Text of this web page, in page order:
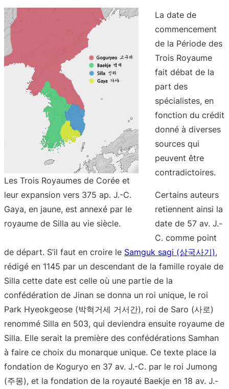
Les Trois Royaumes de Corée et
leur expansion vers 375 ap. J.-C.
Gaya, en jaune, est annexé par le
royaume de Silla au vie siècle.
La date de
commencement
de la Période des
Trois Royaume
fait débat de la
part des
spécialistes, en
fonction du crédit
donné à diverses
sources qui
peuvent être
contradictoires.
Certains auteurs
retiennent ainsi la
date de 57 av. J.-
C. comme point
de départ. S’il faut en croire le Samguk sagi (삼국사기),
rédigé en 1145 par un descendant de la famille royale de
Silla cette date est celle où une partie de la
confédération de Jinan se donna un roi unique, le roi
Park Hyeokgeose (박혁거세 거서간), roi de Saro (사로)
renommé Silla en 503, qui deviendra ensuite royaume de
Silla. Elle serait la première des confédérations Samhan
à faire ce choix du monarque unique. Ce texte place la
fondation de Koguryo en 37 av. J.-C. par le roi Jumong
(주몽), et la fondation de la royauté Baekje en 18 av. J.-